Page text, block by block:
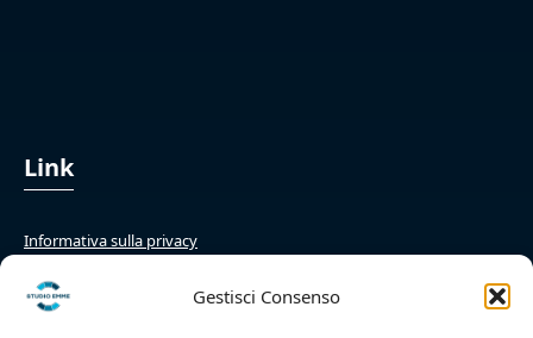
Gestisci Consenso
Link
Informativa sulla privacy